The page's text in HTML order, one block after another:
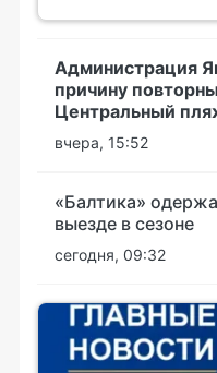
Администрация
причину
Центральный
вчера, 15:52
«Балтика»
выезде в сезоне
сегодня, 09:32